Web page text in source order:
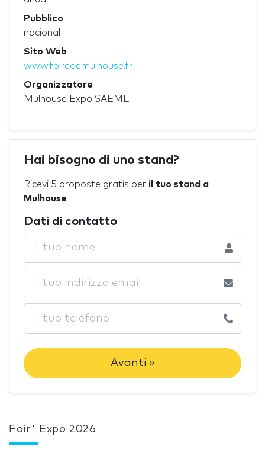
Pubblico
nacional
Sito Web
www.foiredemulhouse.fr
Organizzatore
Mulhouse Expo SAEML
Hai bisogno di uno stand?
Ricevi 5 proposte gratis per il tuo stand a
Mulhouse
Dati di contatto
Avanti »
Foir' Expo 2026